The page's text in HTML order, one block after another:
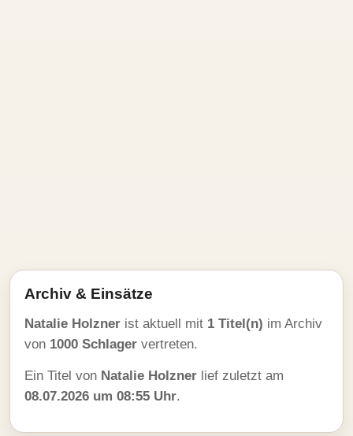
Archiv & Einsätze
Natalie Holzner ist aktuell mit 1 Titel(n) im Archiv
von 1000 Schlager vertreten.
Ein Titel von Natalie Holzner lief zuletzt am
08.07.2026 um 08:55 Uhr.